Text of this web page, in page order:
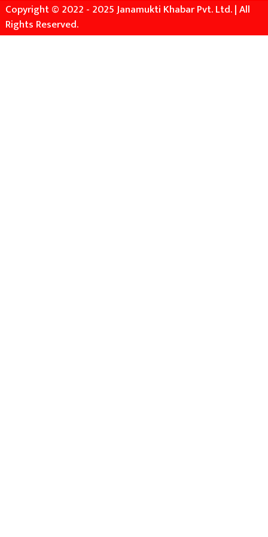
Copyright © 2022 - 2025 Janamukti Khabar Pvt. Ltd. | All
Rights Reserved.